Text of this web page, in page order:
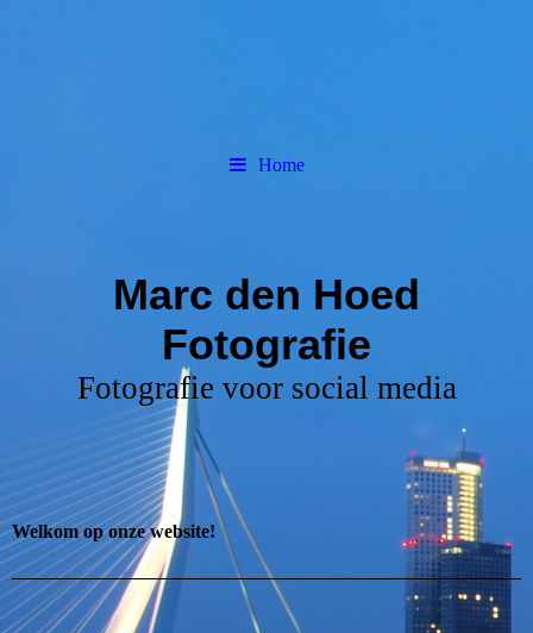
Home
Marc den Hoed
Fotografie
Fotografie voor social media
Welkom op onze website!